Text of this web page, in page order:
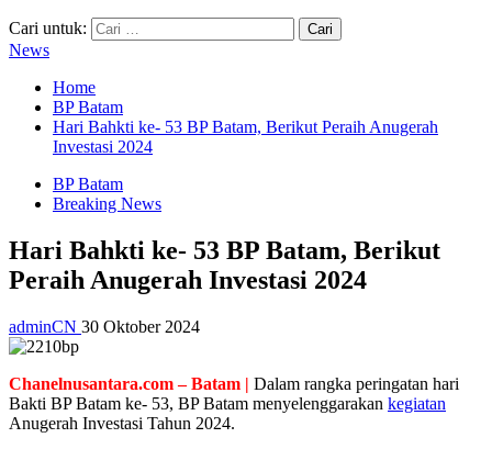
Cari untuk:
News
Home
BP Batam
Hari Bahkti ke- 53 BP Batam, Berikut Peraih Anugerah
Investasi 2024
BP Batam
Breaking News
Hari Bahkti ke- 53 BP Batam, Berikut
Peraih Anugerah Investasi 2024
adminCN 30 Oktober 2024
Chanelnusantara.com – Batam | Dalam rangka peringatan hari
Bakti BP Batam ke- 53, BP Batam menyelenggarakan kegiatan
Anugerah Investasi Tahun 2024.